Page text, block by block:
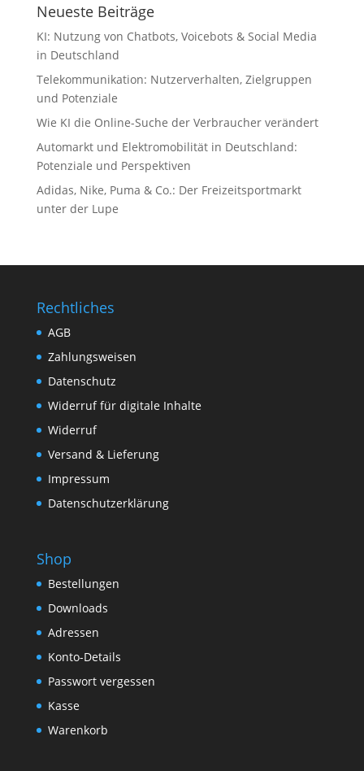
Neueste Beiträge
KI: Nutzung von Chatbots, Voicebots & Social Media
in Deutschland
Telekommunikation: Nutzerverhalten, Zielgruppen
und Potenziale
Wie KI die Online-Suche der Verbraucher verändert
Automarkt und Elektromobilität in Deutschland:
Potenziale und Perspektiven
Adidas, Nike, Puma & Co.: Der Freizeitsportmarkt
unter der Lupe
Rechtliches
AGB
Zahlungsweisen
Datenschutz
Widerruf für digitale Inhalte
Widerruf
Versand & Lieferung
Impressum
Datenschutzerklärung
Shop
Bestellungen
Downloads
Adressen
Konto-Details
Passwort vergessen
Kasse
Warenkorb